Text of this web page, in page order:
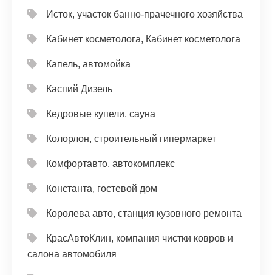
Исток, участок банно-прачечного хозяйства
Кабинет косметолога, Кабинет косметолога
Капель, автомойка
Каспий Дизель
Кедровые купели, сауна
Колорлон, строительный гипермаркет
Комфортавто, автокомплекс
Константа, гостевой дом
Королева авто, станция кузовного ремонта
КрасАвтоКлин, компания чистки ковров и
салона автомобиля